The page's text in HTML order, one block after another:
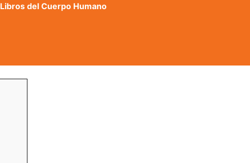
Libros del Cuerpo Humano